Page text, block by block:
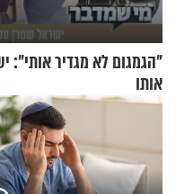
"הגמגום לא מגדיר
אותו